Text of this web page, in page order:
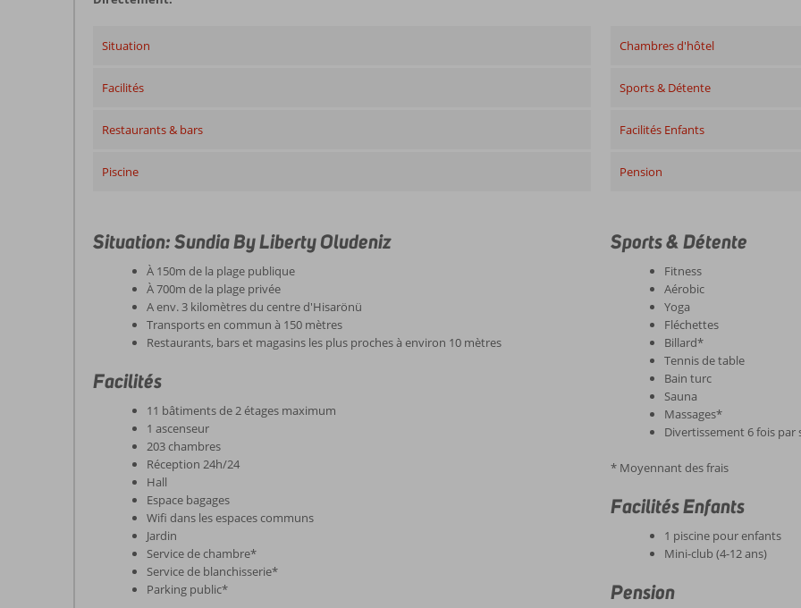
Situation
Facilités
Restaurants & bars
Piscine
Chambres d'hôtel
Sports & Détente
Facilités Enfants
Pension
Situation: Sundia By Liberty Oludeniz
À 150m de la plage publique
À 700m de la plage privée
A env. 3 kilomètres du centre d'Hisarönü
Transports en commun à 150 mètres
Restaurants, bars et magasins les plus proches à environ 10 mètres
Facilités
11 bâtiments de 2 étages maximum
1 ascenseur
203 chambres
Réception 24h/24
Hall
Espace bagages
Wifi dans les espaces communs
Jardin
Service de chambre*
Service de blanchisserie*
Parking public*
Sports & Détente
Fitness
Aérobic
Yoga
Fléchettes
Billard*
Tennis de table
Bain turc
Sauna
Massages*
Divertissement 6 fois par
* Moyennant des frais
Facilités Enfants
1 piscine pour enfants
Mini-club (4-12 ans)
Pension